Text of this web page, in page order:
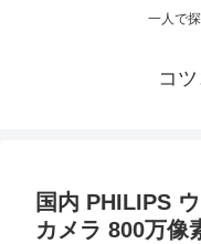
一人で
コ
国内 PHILIPS
カメラ 800万像